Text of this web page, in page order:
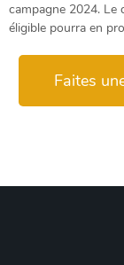
campagne 2024. Le
éligible pourra en
Faites